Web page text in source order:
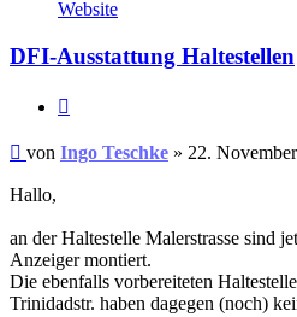
Ingo
Teschke
Website
DFI-Ausstattung Haltestellen
Ungelesener
von Ingo Teschke » 22.
Hallo,
an der Haltestelle Malerstrasse sind
Anzeiger montiert.
Die ebenfalls vorbereiteten
Trinidadstr. haben dagegen (noch)